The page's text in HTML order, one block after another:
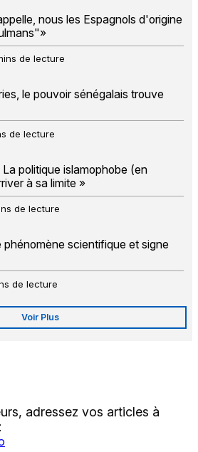
nous les Espagnols d'origine
de lecture
le pouvoir sénégalais trouve
de lecture
politique islamophobe (en
à sa limite »
de lecture
phénomène scientifique et signe
de lecture
Voir Plus
adressez vos articles à